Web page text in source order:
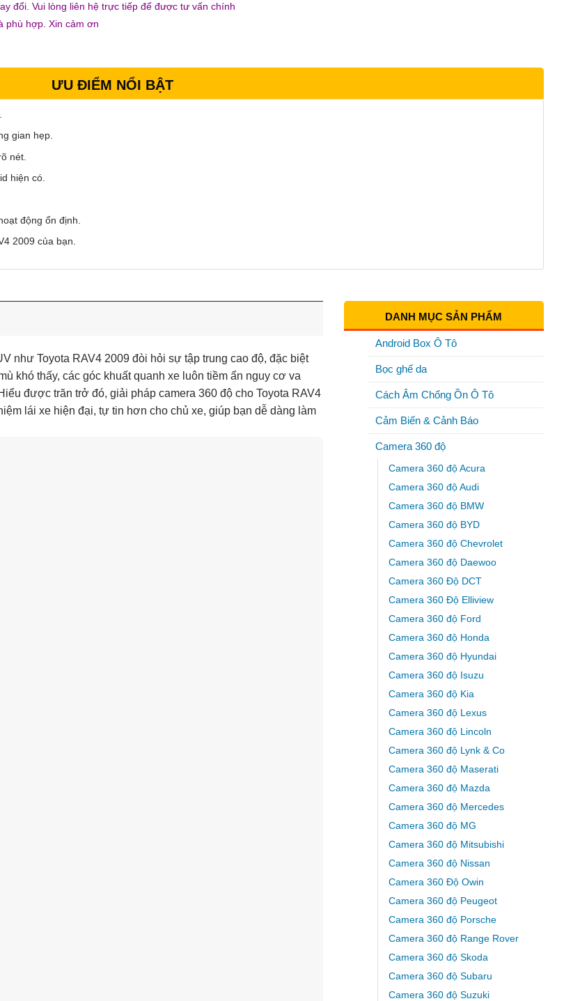
đổi. Vui lòng liên hệ trực tiếp để được tư vấn chính
phù hợp. Xin cảm ơn
ƯU ĐIỂM NỔI BẬT
gian hẹp.
nét.
hiện có.
động ổn định.
2009 của bạn.
như Toyota RAV4 2009 đòi hỏi sự tập trung cao độ, đặc biệt
khó thấy, các góc khuất quanh xe luôn tiềm ẩn nguy cơ va
được trăn trở đó, giải pháp camera 360 độ cho Toyota RAV4
lái xe hiện đại, tự tin hơn cho chủ xe, giúp bạn dễ dàng làm
DANH MỤC SẢN PHẨM
Android Box Ô Tô
Bọc ghế da
Cách Âm Chống Ồn Ô Tô
Cảm Biến & Cảnh Báo
Camera 360 độ
Camera 360 độ Acura
Camera 360 độ Audi
Camera 360 độ BMW
Camera 360 độ BYD
Camera 360 độ Chevrolet
Camera 360 độ Daewoo
Camera 360 Độ DCT
Camera 360 Độ Elliview
Camera 360 độ Ford
Camera 360 độ Honda
Camera 360 độ Hyundai
Camera 360 độ Isuzu
Camera 360 độ Kia
Camera 360 độ Lexus
Camera 360 độ Lincoln
Camera 360 độ Lynk & Co
Camera 360 độ Maserati
Camera 360 độ Mazda
Camera 360 độ Mercedes
Camera 360 độ MG
Camera 360 độ Mitsubishi
Camera 360 độ Nissan
Camera 360 Độ Owin
Camera 360 độ Peugeot
Camera 360 độ Porsche
Camera 360 độ Range Rover
Camera 360 độ Skoda
Camera 360 độ Subaru
Camera 360 độ Suzuki